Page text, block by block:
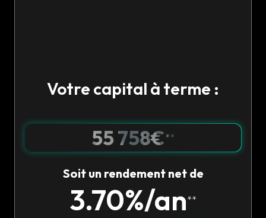
Votre capital à terme :
55 758€**
Soit un rendement net de
3.70%/an**